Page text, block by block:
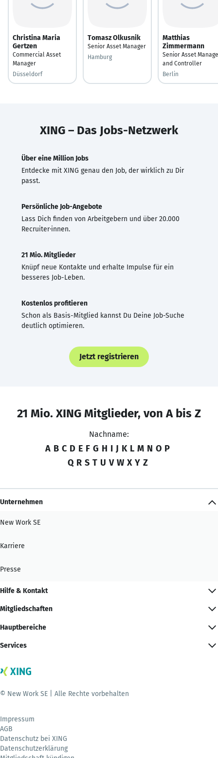
Christina Maria
Gertzen
Commercial Asset
Manager
Düsseldorf
Tomasz Olkusnik
Senior Asset Manager
Hamburg
Matthias
Zimmermann
Senior Asset
and Controller
Berlin
XING – Das Jobs-Netzwerk
Über eine Million Jobs
Entdecke mit XING genau den Job, der wirklich zu Dir
passt.
Persönliche Job-Angebote
Lass Dich finden von Arbeitgebern und über 20.000
Recruiter·innen.
21 Mio. Mitglieder
Knüpf neue Kontakte und erhalte Impulse für ein
besseres Job-Leben.
Kostenlos profitieren
Schon als Basis-Mitglied kannst Du Deine Job-Suche
deutlich optimieren.
Jetzt registrieren
21 Mio. XING Mitglieder, von A bis Z
Nachname:
A B C D E F G H I J K L M N O P
Q R S T U V W X Y Z
Unternehmen
New Work SE
Karriere
Presse
Hilfe & Kontakt
Mitgliedschaften
Hauptbereiche
Services
© New Work SE | Alle Rechte vorbehalten
Impressum
AGB
Datenschutz bei XING
Datenschutzerklärung